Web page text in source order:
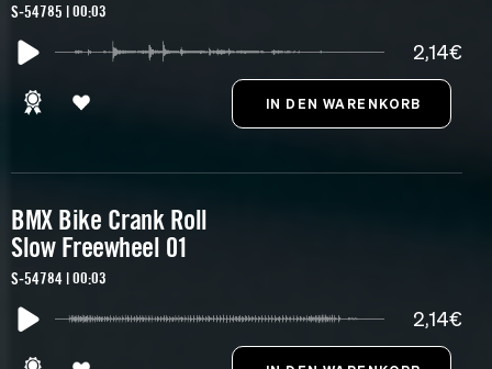
S-54785 | 00:03
2,14€
BMX Bike Crank Roll
Slow Freewheel 01
S-54784 | 00:03
2,14€